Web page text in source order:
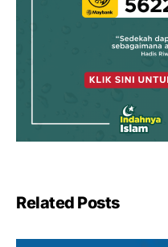
Related Posts